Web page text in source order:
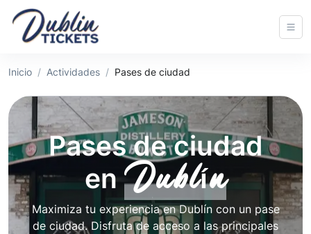
Inicio Actividades Pases de ciudad
Pases de ciudad
enDublín
Maximiza tu experiencia en Dublín con un pase
de ciudad. Disfruta de acceso a las principales